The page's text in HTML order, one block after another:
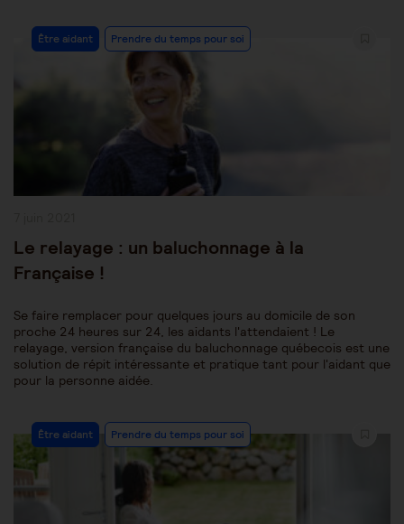
Post
Category:
Être aidant Prendre du temps pour soi
Le relayage : un baluchonnage à la
Française !
Se faire remplacer pour quelques jours au domicile de son
proche 24 heures sur 24, les aidants l'attendaient ! Le
relayage, version française du baluchonnage québecois est une
solution de répit intéressante et pratique tant pour l'aidant que
pour la personne aidée.
Post
Category:
Être aidant Prendre du temps pour soi